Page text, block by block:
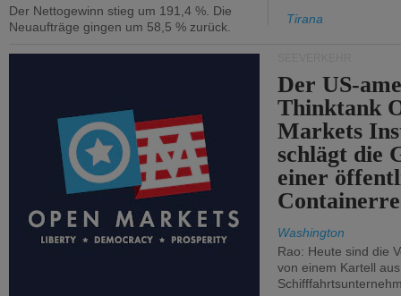
Der Nettogewinn stieg um 191,4 %. Die
Neuaufträge gingen um 58,5 % zurück.
Tirana
Der US-
Thinktank
Markets
schlägt die
einer
Washington
Rao: Heute sind die
von einem Kartell